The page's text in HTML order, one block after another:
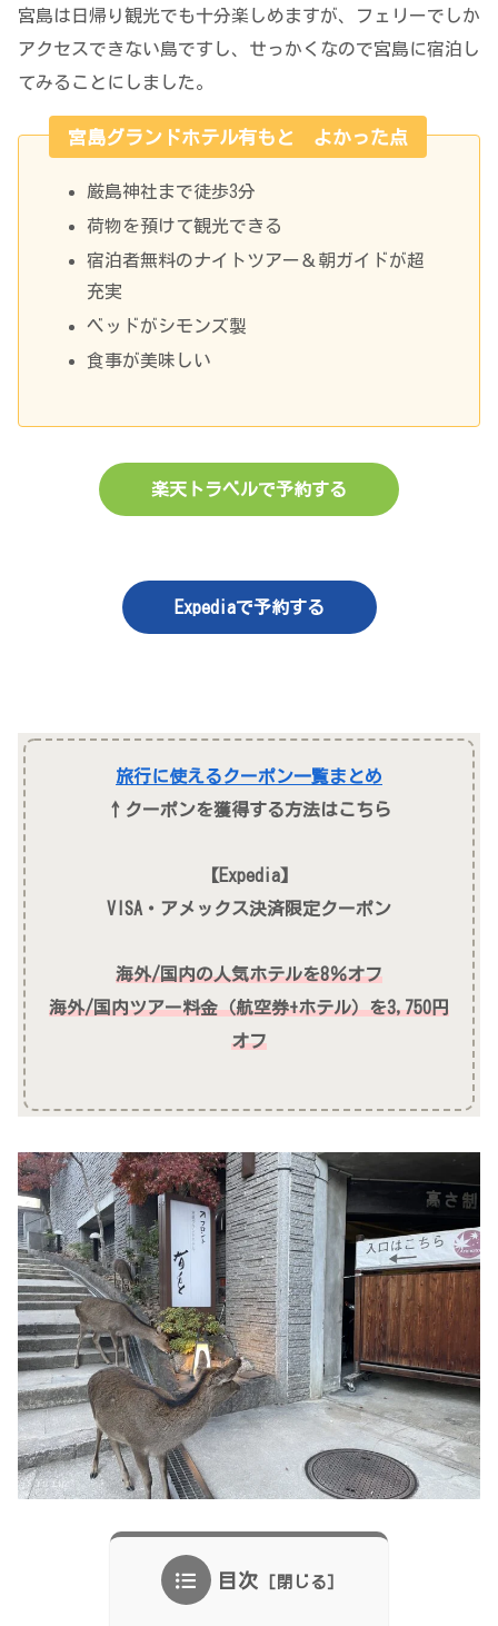
宮島は日帰り観光でも十分楽しめますが、フェリーでしか
アクセスできない島ですし、せっかくなので宮島に宿泊し
てみることにしました。
宮島グランドホテル有もと よかった点
厳島神社まで徒歩3分
荷物を預けて観光できる
宿泊者無料のナイトツアー＆朝ガイドが超
充実
ベッドがシモンズ製
食事が美味しい
楽天トラベルで予約する
Expediaで予約する
旅行に使えるクーポン一覧まとめ
↑クーポンを獲得する方法はこちら
【Expedia】
VISA・アメックス決済限定クーポン
海外/国内の人気ホテルを8％オフ
海外/国内ツアー料金（航空券+ホテル）を3,750円
オフ
目次